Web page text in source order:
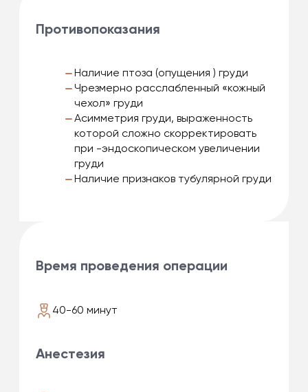
Противопоказания
Наличие птоза (опущения ) груди
Чрезмерно расслабленный «кожный
чехол» груди
Асимметрия груди, выраженность
которой сложно скорректировать
при -эндоскопическом увеличении
груди
Наличие признаков тубулярной груди
Время проведения операции
40-60 минут
Анестезия